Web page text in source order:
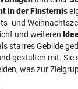
in der Finsternis
und
und weiteren
starres Gebilde
gestalten mit. Sie
was zur